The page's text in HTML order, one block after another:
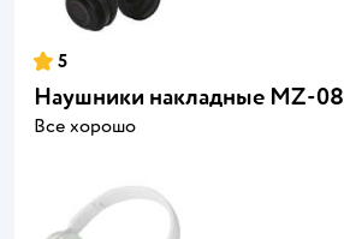
5
Наушники накладные MZ-08
Все хорошо